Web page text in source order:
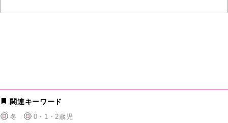
関連キーワード
冬 0・1・2歳児